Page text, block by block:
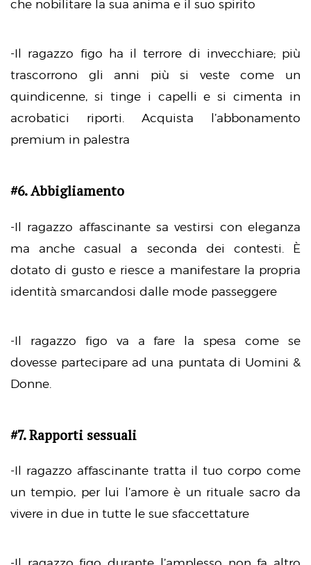
che nobilitare la sua anima e il suo spirito
-Il ragazzo figo ha il terrore di invecchiare; più
trascorrono gli anni più si veste come un
quindicenne, si tinge i capelli e si cimenta in
acrobatici riporti. Acquista l’abbonamento
premium in palestra
#6. Abbigliamento
-Il ragazzo affascinante sa vestirsi con eleganza
ma anche casual a seconda dei contesti. È
dotato di gusto e riesce a manifestare la propria
identità smarcandosi dalle mode passeggere
-Il ragazzo figo va a fare la spesa come se
dovesse partecipare ad una puntata di Uomini &
Donne.
#7. Rapporti sessuali
-Il ragazzo affascinante tratta il tuo corpo come
un tempio, per lui l’amore è un rituale sacro da
vivere in due in tutte le sue sfaccettature